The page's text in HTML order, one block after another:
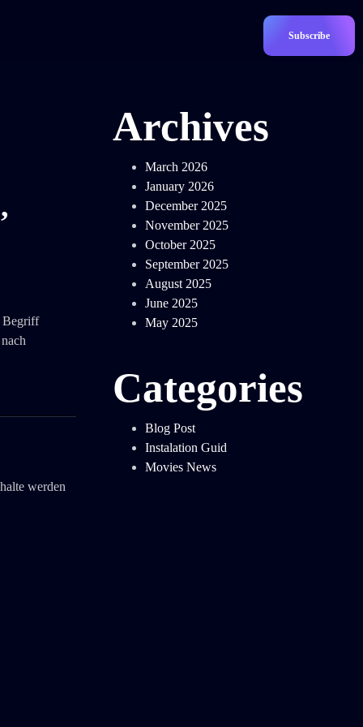
Subscribe
Begriff
werden
Archives
March 2026
January 2026
December 2025
November 2025
October 2025
September 2025
August 2025
June 2025
May 2025
Categories
Blog Post
Instalation Guid
Movies News